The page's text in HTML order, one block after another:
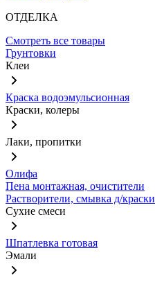
ОТДЕЛКА
Смотреть все товары
Грунтовки
Клеи
Краска водоэмульсионная
Краски, колеры
Лаки, пропитки
Олифа
Пена монтажная, очистители
Растворители, смывка д/краски
Сухие смеси
Шпатлевка готовая
Эмали